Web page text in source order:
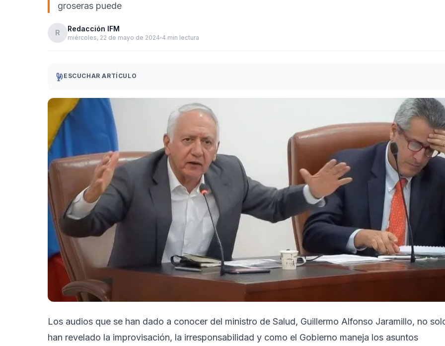
groseras puede
R Redacción IFM
miércoles, 22 de mayo de 2024 4 min lectura
ESCUCHAR ARTÍCULO
Los audios que se han dado a conocer del ministro de Salud, Guillermo Alfonso Jaramillo, no
han revelado la improvisación, la irresponsabilidad y como el Gobierno maneja los asuntos